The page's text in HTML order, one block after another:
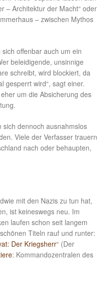
– Architektur der Macht“ oder
– zwischen Mythos
offenbar auch um ein
beleidigende, unsinnige
schreibt, wird blockiert, da
gesperrt wird“, sagt einer.
um die Absicherung des
dennoch ausnahmslos
Viele der Verfasser trauern
nach oder behaupten,
mit den Nazis zu tun hat,
ist keineswegs neu. Im
laufen schon seit langem
Titeln rauf und runter:
Der Kriegsherr“ (Der
: Kommandozentralen des